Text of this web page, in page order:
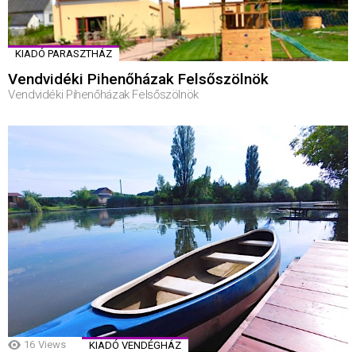
KIADÓ PARASZTHÁZ
Vendvidéki Pihenőházak Felsőszölnök
Vendvidéki Pihenőházak Felsőszölnök
16 Views KIADÓ VENDÉGHÁZ